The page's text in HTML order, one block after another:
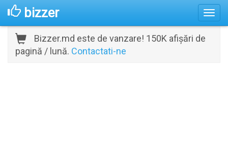
bizzer
Bizzer.md este de vanzare! 150K afișări de
pagină / lună. Contactati-ne